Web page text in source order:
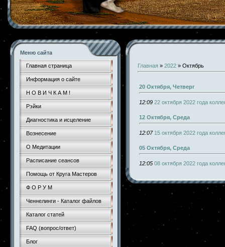
Меню сайта
Главная страница
Информация о сайте
Н О В И Ч К А М !
Рэйки
Диагностика и исцеление
Вознесение
О Медитации
Расписание сеансов
Помощь от Круга Мастеров
Ф О Р У М
Ченнелинги - Каталог файлов
Каталог статей
FAQ (вопрос/ответ)
Блог
Главная » 2022 » Октябрь
20 Октября, Четверг
12:09 22 октября 2022 года
12 Октября, Среда
12:07 15 октября 2022 года
05 Октября, Среда
12:05 08 октября 2022 года